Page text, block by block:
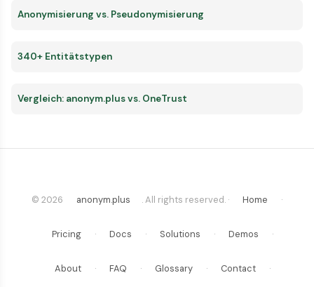
Anonymisierung vs. Pseudonymisierung
340+ Entitätstypen
Vergleich: anonym.plus vs. OneTrust
© 2026 anonym.plus . All rights reserved. · Home ·
Pricing · Docs · Solutions · Demos ·
About · FAQ · Glossary · Contact ·